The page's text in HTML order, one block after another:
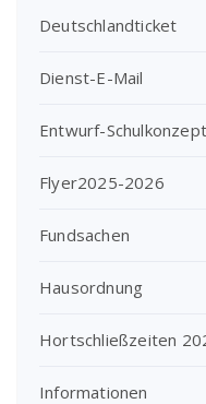
Deutschlandticket
Dienst-E-Mail
Entwurf-Schulkonzept
Flyer2025-2026
Fundsachen
Hausordnung
Hortschließzeiten
Informationen